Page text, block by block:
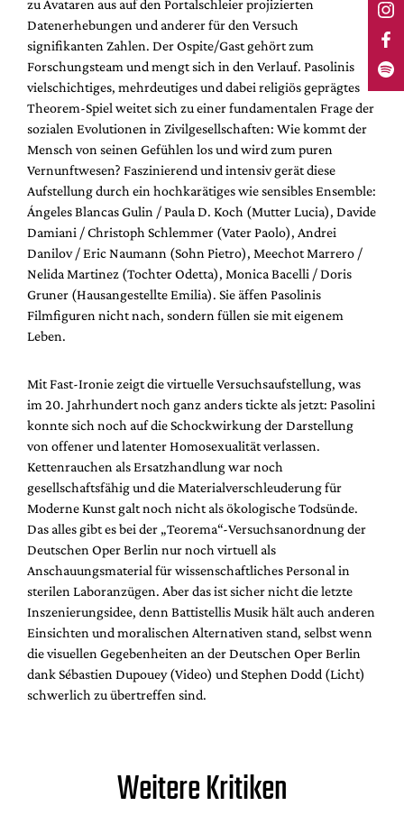
zu Avataren aus auf den Portalschleier projizierten
Datenerhebungen und anderer für den Versuch
signifikanten Zahlen. Der Ospite/Gast gehört zum
Forschungsteam und mengt sich in den Verlauf. Pasolinis
vielschichtiges, mehrdeutiges und dabei religiös geprägtes
Theorem-Spiel weitet sich zu einer fundamentalen Frage der
sozialen Evolutionen in Zivilgesellschaften: Wie kommt der
Mensch von seinen Gefühlen los und wird zum puren
Vernunftwesen? Faszinierend und intensiv gerät diese
Aufstellung durch ein hochkarätiges wie sensibles Ensemble:
Ángeles Blancas Gulin / Paula D. Koch (Mutter Lucia), Davide
Damiani / Christoph Schlemmer (Vater Paolo), Andrei
Danilov / Eric Naumann (Sohn Pietro), Meechot Marrero /
Nelida Martinez (Tochter Odetta), Monica Bacelli / Doris
Gruner (Hausangestellte Emilia). Sie äffen Pasolinis
Filmfiguren nicht nach, sondern füllen sie mit eigenem
Leben.
Mit Fast-Ironie zeigt die virtuelle Versuchsaufstellung, was
im 20. Jahrhundert noch ganz anders tickte als jetzt: Pasolini
konnte sich noch auf die Schockwirkung der Darstellung
von offener und latenter Homosexualität verlassen.
Kettenrauchen als Ersatzhandlung war noch
gesellschaftsfähig und die Materialverschleuderung für
Moderne Kunst galt noch nicht als ökologische Todsünde.
Das alles gibt es bei der „Teorema“-Versuchsanordnung der
Deutschen Oper Berlin nur noch virtuell als
Anschauungsmaterial für wissenschaftliches Personal in
sterilen Laboranzügen. Aber das ist sicher nicht die letzte
Inszenierungsidee, denn Battistellis Musik hält auch anderen
Einsichten und moralischen Alternativen stand, selbst wenn
die visuellen Gegebenheiten an der Deutschen Oper Berlin
dank Sébastien Dupouey (Video) und Stephen Dodd (Licht)
schwerlich zu übertreffen sind.
Weitere Kritiken